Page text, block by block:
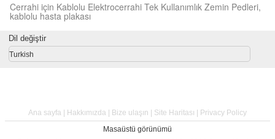
Cerrahi için Kablolu Elektrocerrahi Tek Kullanımlık Zemin Pedleri,
kablolu hasta plakası
Dil değiştir
Turkish
Ana sayfa Hakkımızda Bize ulaşın Site Haritası
Privacy Policy
Masaüstü görünümü